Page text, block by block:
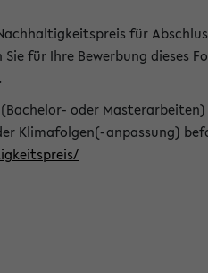
für
für Ihre Bewerbung dieses
oder
Klimafolgen(-anpassung)